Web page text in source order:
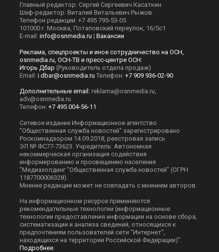
Главный редактор: Сергей Сергеевич Касаткин
Шеф-редактор: Виталий Витальевич Рыжов.
Телефон редакции: +7 495 795-53-05
101000 г. Москва, Потаповский переулок, 16/5с1
E-mail: info@osnmedia.ru | Вакансии
Реклама, спецпроекты и иное сотрудничество на ОСН,
osnmedia.ru, ОСН-ТВ и пресс-центре ОСН:
Игорь Дбар (Руководитель отдела продаж)
Email: i.dbar@osnmedia.ru Телефон: +7 909 936-02-90
Дополнительные email: reklama@osnmedia.ru
adv@osnmedia.ru
Телефон: +7 495 004-56-11
Сетевое издание Информационное агентство
"Общественная служба новостей" зарегистрировано
Роскомнадзором 14.09.2018, реестровая запись
ЭЛ № ФС77-73623. Учредитель: Автономная
некоммерческая организация содействия
информированию и просвещению населения
"Медиахолдинг "Общественная служба новостей" (ОГРН
1187700006328).
Мнение редакции может не совпадать с мнением авторов.
На информационном ресурсе применяются
рекомендательные технологии (информационные
технологии предоставления информации на основе сбора,
систематизации и анализа сведений, относящихся к
предпочтениям пользователей сети "Интернет",
находящихся на территории Российской Федерации)".
Подробнее